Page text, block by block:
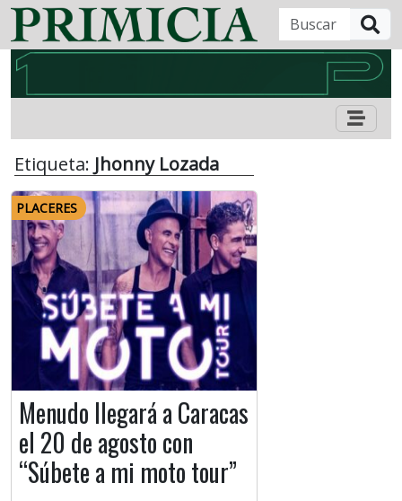
Etiqueta: Jhonny Lozada
PLACERES
Menudo llegará a Caracas
el 20 de agosto con
“Súbete a mi moto tour”